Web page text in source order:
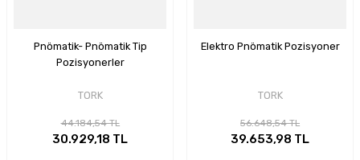
Pnömatik- Pnömatik Tip
Pozisyonerler
TORK
44.184,54 TL
30.929,18 TL
Elektro Pnömatik Pozisyoner
TORK
56.648,54 TL
39.653,98 TL